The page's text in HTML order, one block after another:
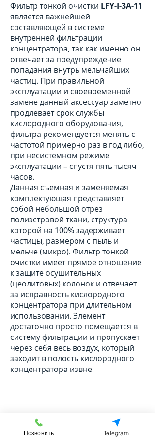
Фильтр тонкой очистки LFY-I-3A-11
является важнейшей
составляющей в системе
внутренней фильтрации
концентратора, так как именно он
отвечает за предупреждение
попадания внутрь мельчайших
частиц. При правильной
эксплуатации и своевременной
замене данный аксессуар заметно
продлевает срок службы
кислородного оборудования,
фильтра рекомендуется менять с
частотой примерно раз в год либо,
при несистемном режиме
эксплуатации – спустя пять тысяч
часов.
Данная съемная и заменяемая
комплектующая представляет
собой небольшой отрез
полиэстровой ткани, структура
которой на 100% задерживает
частицы, размером с пыль и
мельче (микро). Фильтр тонкой
очистки имеет прямое отношение
к защите осушительных
(цеолитовых) колонок и отвечает
за исправность кислородного
концентратора при длительном
использовании. Элемент
достаточно просто помещается в
систему фильтрации и пропускает
через себя весь воздух, который
заходит в полость кислородного
концентратора извне.
Позвонить Telegram